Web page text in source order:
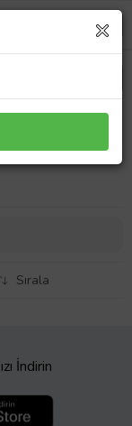
Ayırma ve
Pens
Sırala
İndirin